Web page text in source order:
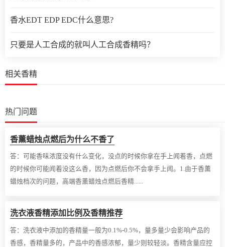
香水EDT EDP EDC什么意思?
只要是人工合成的就叫人工合成香精吗？
相关香精
热门问题
香薰蜡烛点燃后为什么不香了
答：
可能香味浓度没有什么变化，没点的时候你拿在手上闻着香，点燃
的时候你可能闻着没这么香，因为点燃后你不会拿手上闻。1.由于香薰
蜡烛档次的问题，高端香薰蜡烛点燃后香精......
洗衣液香精添加比例及香精推荐
答： 洗衣液中添加的香精量一般为0.1%-0.5%，量多量少会影响产品的
香感，香精量多的，产品中的香感浓郁，量少则较轻淡。香精含量应控